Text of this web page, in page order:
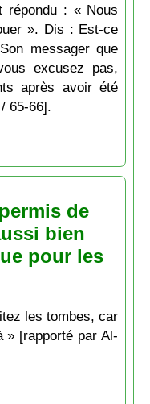
répondu : « Nous
». Dis : Est-ce
messager que
excusez pas,
après avoir été
65-66].
de
bien
pour les
les tombes, car
» [rapporté par Al-